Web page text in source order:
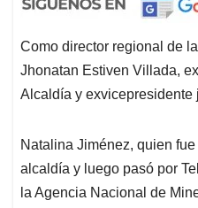
Como director regional de
Jhonatan Estiven Villada,
Alcaldía y exvicepresidente
Natalina Jiménez, quien
alcaldía y luego pasó por
la Agencia Nacional de